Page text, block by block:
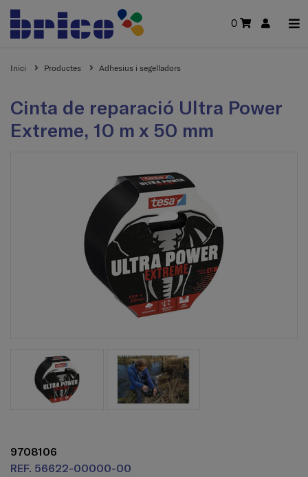
0
Inici Productes Adhesius i segelladors
Cinta de reparació Ultra Power
Extreme, 10 m x 50 mm
9708106
REF. 56622-00000-00